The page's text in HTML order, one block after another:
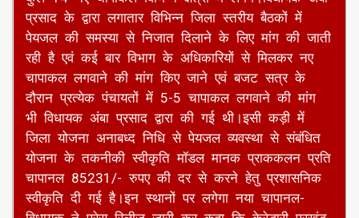
कुल 14 नए चापाकल विभिन्न क्षेत्रों में लगेंगे।विधायक अंबा
प्रसाद के द्वारा लगातार विभिन्न जिला स्तरीय बैठकों में
पेयजल की समस्या से निजात दिलाने के लिए मांग की जाती
रही है एवं कई बार विभाग के अधिकारियों से मिलकर नए
चापाकल लगवाने की मांग किए जाने एवं बजट सत्र के
दौरान प्रत्येक पंचायतों में 5-5 चापाकल लगवाने की मांग
भी विधायक अंबा प्रसाद द्वारा की गई थी।इसी कड़ी में
जिला योजना अनाबध्द निधि से पेयजल व्यवस्था से संबंधित
योजना के तकनीकी स्वीकृति मॉडल मानक प्राककलन प्रति
चापानल 85231/- रुपए की दर से करने हेतु प्रशासनिक
स्वीकृति दी गई है।इन स्थानों पर लगेगा नया चापानल-